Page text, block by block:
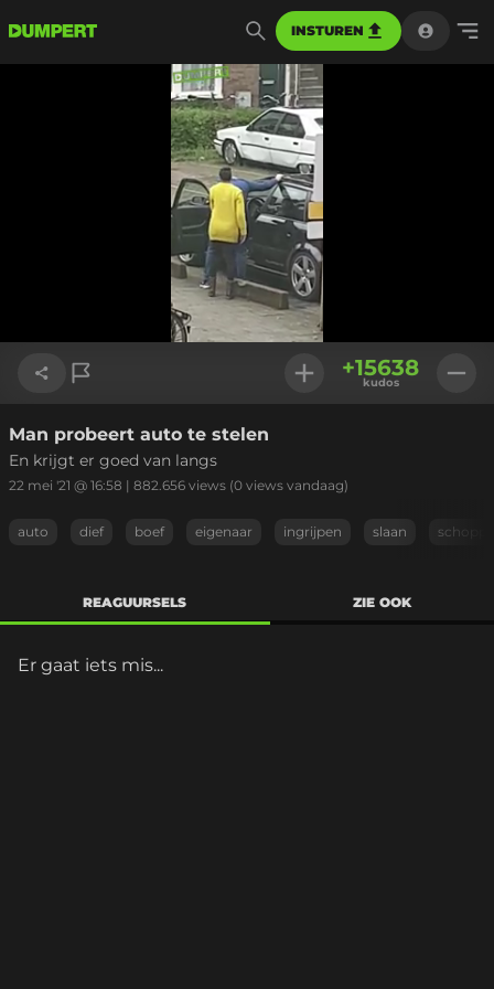
INSTUREN
Geladen :
59.41%
Link kopiëren
+15638
kudos
Man probeert auto te stelen
En krijgt er goed van langs
22 mei '21 @ 16:58 | 882.656 views (0 views vandaag)
auto dief boef eigenaar ingrijpen slaan
REAGUURSELS ZIE OOK
Er gaat iets mis...